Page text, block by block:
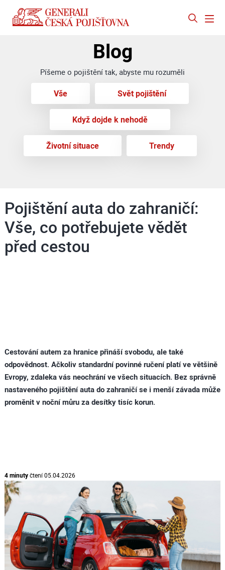
Blog
Píšeme o pojištění tak, abyste mu rozuměli
Vše Svět pojištění
Když dojde k nehodě
Životní situace Trendy
Pojištění auta do zahraničí:
Vše, co potřebujete vědět
před cestou
Cestování autem za hranice přináší svobodu, ale také
odpovědnost. Ačkoliv standardní povinné ručení platí ve většině
Evropy, zdaleka vás neochrání ve všech situacích. Bez správně
nastaveného pojištění auta do zahraničí se i menší závada může
proměnit v noční můru za desítky tisíc korun.
4 minutyčtení05.04.2026